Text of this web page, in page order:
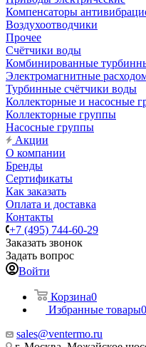
Компенсаторы
Воздухоотводчики
Прочее
Счётчики воды
Комбинированные
Электромагнитные
Турбинные счётчики воды
Коллекторные и насосные
Коллекторные группы
Насосные группы
Акции
О компании
Бренды
Сертификаты
Как заказать
Оплата и доставка
Контакты
+7 (495) 744-60-29
Заказать звонок
Задать вопрос
Войти
Корзина0
Избранные товары0
sales@ventermo.ru